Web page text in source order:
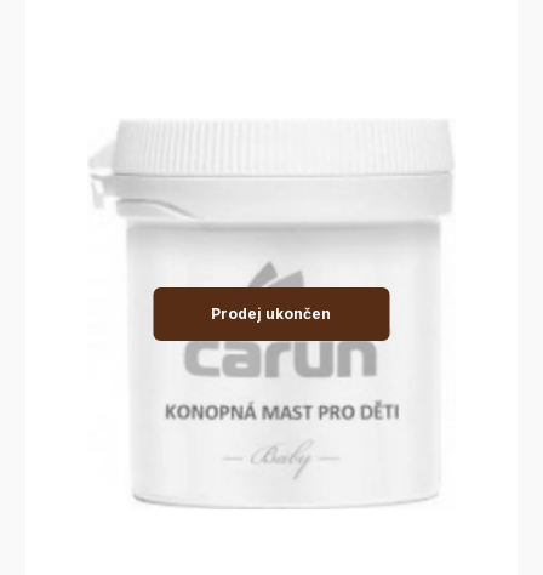
Prodej ukončen